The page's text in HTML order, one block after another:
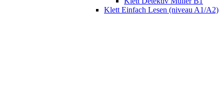
Klett Einfach Lesen (niveau A1/A2)